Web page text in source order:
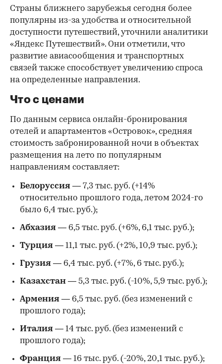
Страны ближнего зарубежья сегодня более
популярны из-за удобства и относительной
доступности путешествий, уточнили аналитики
«Яндекс Путешествий». Они отметили, что
развитие авиасообщения и транспортных
связей также способствует увеличению спроса
на определенные направления.
Что с ценами
По данным сервиса онлайн-бронирования
отелей и апартаментов «Островок», средняя
стоимость забронированной ночи в объектах
размещения на лето по популярным
направлениям составляет:
Белоруссия — 7,3 тыс. руб. (+14%
относительно прошлого года, летом 2024-го
было 6,4 тыс. руб.);
Абхазия — 6,5 тыс. руб. (+6%, 6,1 тыс. руб.);
Турция — 11,1 тыс. руб. (+2%, 10,9 тыс. руб.);
Грузия — 6,4 тыс. руб. (+7%, 6 тыс. руб.);
Казахстан — 5,3 тыс. руб. (-10%, 5,9 тыс. руб.);
Армения — 6,5 тыс. руб. (без изменений с
прошлого года);
Италия — 14 тыс. руб. (без изменений с
прошлого года);
Франция — 16 тыс. руб. (-20%, 20,1 тыс. руб.);